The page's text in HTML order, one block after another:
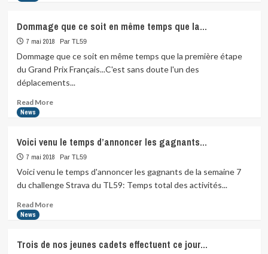
même
temps
dans…
Dommage que ce soit en même temps que la…
7 mai 2018 Par TL59
Dommage que ce soit en même temps que la première étape
du Grand Prix Français...C'est sans doute l'un des
déplacements...
Read MoreRead
que
ce
soit
même
temps
News
Voici venu le temps d’annoncer les gagnants…
7 mai 2018 Par TL59
Voici venu le temps d'annoncer les gagnants de la semaine 7
du challenge Strava du TL59: Temps total des activités...
Read MoreRead
venu
News
Trois de nos jeunes cadets effectuent ce jour…